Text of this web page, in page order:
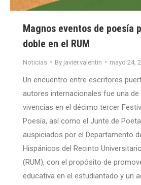
Magnos eventos de poesía
doble en el RUM
Noticias By javier.valentin mayo 24,
Un encuentro entre escritores
autores internacionales fue una
vivencias en el décimo tercer
Poesía, así como el Junte de
auspiciados por el Departamento
Hispánicos del Recinto
(RUM), con el propósito de
educativa en el estudiantado y un